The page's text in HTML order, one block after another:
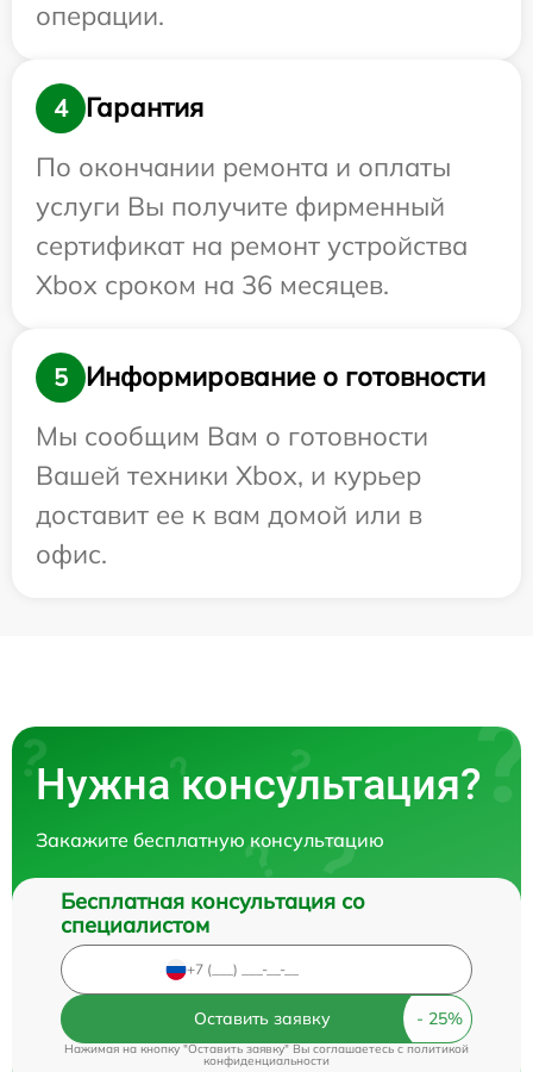
операции.
4
Гарантия
По окончании ремонта и оплаты
услуги Вы получите фирменный
сертификат на ремонт устройства
Xbox сроком на 36 месяцев.
5
Информирование о готовности
Мы сообщим Вам о готовности
Вашей техники Xbox, и курьер
доставит ее к вам домой или в
офис.
Нужна консультация?
Закажите бесплатную консультацию
Бесплатная консультация со
специалистом
Оставить заявку
Нажимая на кнопку "Оставить заявку" Вы соглашаетесь cполитикой
конфиденциальности